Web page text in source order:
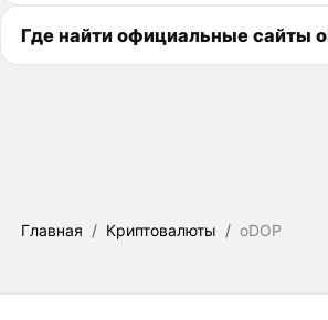
Где найти официальные сайты
Главная / Криптовалюты / oDOP